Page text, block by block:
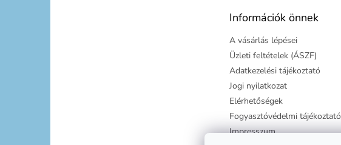
Információk önnek
A vásárlás lépései
Üzleti feltételek (ÁSZF)
Adatkezelési tájékoztató
Jogi nyilatkozat
Elérhetőségek
Fogyasztóvédelmi tájékoztató
Impresszum